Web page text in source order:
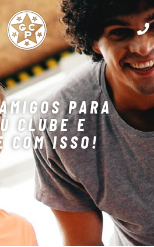
PARA
CLUBE E
COM ISSO!